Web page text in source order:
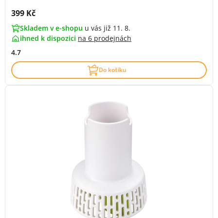
Cena s DPH:
399 Kč
Skladem v e-shopu u vás již 11. 8.
ihned k dispozici na 6 prodejnách
4.7
Do košíku